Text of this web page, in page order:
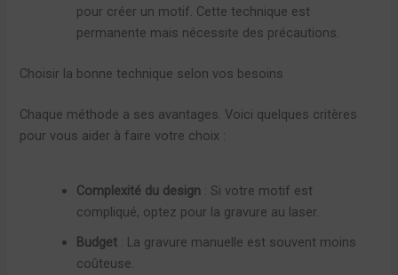
pour créer un motif. Cette technique est
permanente mais nécessite des précautions.
Choisir la bonne technique selon vos besoins
Chaque méthode a ses avantages. Voici quelques critères
pour vous aider à faire votre choix :
Complexité du design : Si votre motif est
compliqué, optez pour la gravure au laser.
Budget : La gravure manuelle est souvent moins
coûteuse.